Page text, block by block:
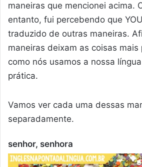
maneiras que mencionei acima.
entanto, fui percebendo que
traduzido de outras maneiras.
maneiras deixam as coisas
como nós usamos a nossa
prática.
Vamos ver cada uma dessas
separadamente.
senhor, senhora